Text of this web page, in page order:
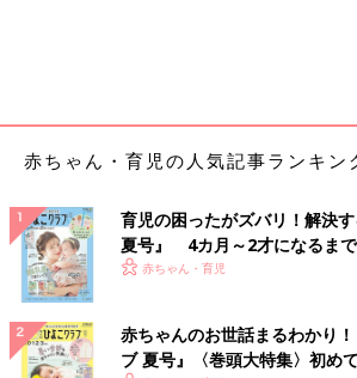
赤ちゃん・育児の人気記事ランキン
育児の困ったがズバリ！解決
夏号』 4カ月～2才になるま
いっぱい！
赤ちゃん・育児
赤ちゃんのお世話まるわかり
ブ 夏号』〈巻頭大特集〉初め